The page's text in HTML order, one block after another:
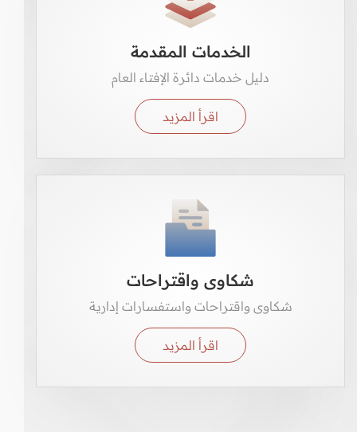
الخدمات المقدمة
دليل خدمات دائرة الإفتاء العام
اقرأ المزيد
شكاوى واقتراحات
شكاوى واقتراحات واستفسارات إدارية
اقرأ المزيد